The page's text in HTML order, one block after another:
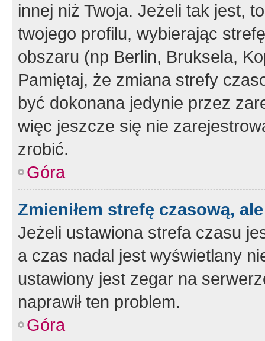
innej niż Twoja. Jeżeli tak jest,
twojego profilu, wybierając
obszaru (np Berlin, Bruksela,
Pamiętaj, że zmiana strefy
być dokonana jedynie przez
więc jeszcze się nie
zrobić.
Góra
Zmieniłem strefę czasową,
Jeżeli ustawiona strefa czasu
a czas nadal jest wyświetlany
ustawiony jest zegar na
naprawił ten problem.
Góra